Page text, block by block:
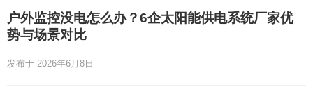
户外监控没电怎么办？6企太阳能供电系统厂家优
势与场景对比
发布于 2026年6月8日